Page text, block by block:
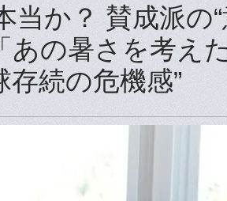
当か？ 賛成派の
あの暑さを考え
続の危機感”